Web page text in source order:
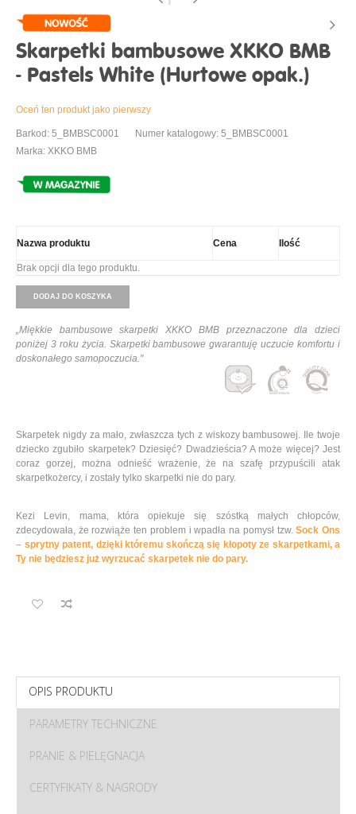
Skarpetki bambusowe XKKO BMB
- Pastels White (Hurtowe opak.)
Oceń ten produkt jako pierwszy
Barkod: 5_BMBSC0001
Numer katalogowy: 5_BMBSC0001
Marka: XKKO BMB
Nazwa produktu Cena Ilość
Brak opcji dla tego produktu.
DODAJ DO KOSZYKA
„Miękkie bambusowe skarpetki XKKO BMB przeznaczone dla dzieci
poniżej 3 roku życia. Skarpetki bambusowe gwarantuję uczucie komfortu i
doskonałego samopoczucia."
Skarpetek nigdy za mało, zwłaszcza tych z wiskozy bambusowej. Ile twoje
dziecko zgubiło skarpetek? Dziesięć? Dwadzieścia? A może więcej? Jest
coraz gorzej, można odnieść wrażenie, że na szafę przypuścili atak
skarpetkożercy, i zostały tylko skarpetki nie do pary.
Kezi Levin, mama, która opiekuje się szóstką małych chłopców,
zdecydowała, że rozwiąże ten problem i wpadła na pomysł tzw.Sock Ons
– sprytny patent, dzięki któremu skończą się kłopoty ze skarpetkami, a
Ty nie będziesz już wyrzucać skarpetek nie do pary.
OPIS PRODUKTU
PARAMETRY TECHNICZNE
PRANIE & PIELĘGNACJA
CERTYFIKATY & NAGRODY